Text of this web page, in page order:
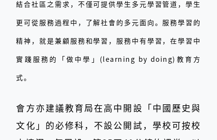
結合社區之需求，不僅可提供學生多元學習管道，學生
更可從服務過程中，了解社會的多元面向。服務學習的
精神，就是兼顧服務和學習，服務中有學習，在學習中
實踐服務的「做中學」(learning by doing)教育方
式。
會方亦建議教育局在高中開設「中國歷史與
文化」的必修科，不設公開試，學校可按校